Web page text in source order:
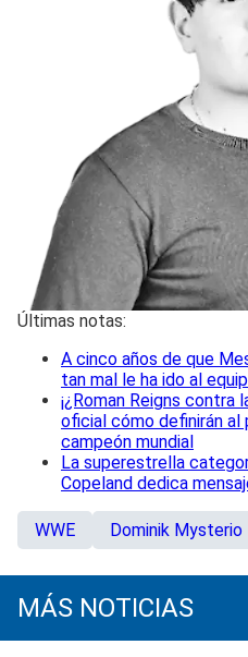
Últimas notas:
A cinco años de que
tan mal le ha ido al
¡¿Roman Reigns contra
oficial cómo definirán
campeón mundial
La superestrella
Copeland dedica
WWE Dominik Mysterio
MÁS NOTICIAS